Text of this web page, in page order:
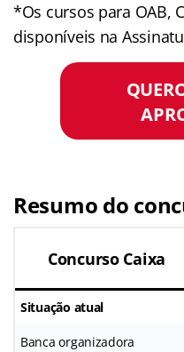
*Os cursos para OAB,
disponíveis na
Resumo do
Concurso Caixa
Situação atual
Banca organizadora